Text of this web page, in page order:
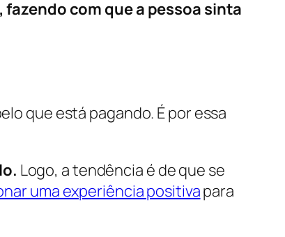
com que a pessoa sinta
que está pagando. É por essa
Logo, a tendência é de que se
uma experiência positivapara